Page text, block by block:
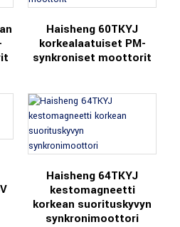
Haisheng 60TKYJ
korkealaatuiset PM-
synkroniset moottorit
Haisheng 64TKYJ
kestomagneetti
korkean suorituskyvyn
synkronimoottori